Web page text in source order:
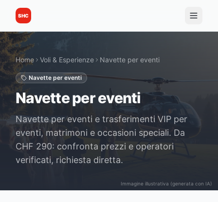
SHC
Immagine illustrativa (generata con IA)
Home Voli & Esperienze Navette per eventi
Navette per eventi
Navette per eventi
Navette per eventi e trasferimenti VIP per
eventi, matrimoni e occasioni speciali. Da
CHF 290: confronta prezzi e operatori
verificati, richiesta diretta.